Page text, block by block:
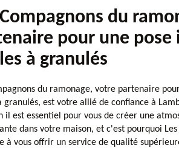
du
pour une pose
à granulés
du ramonage, votre partenaire
granulés, est votre allié de confiance à
il est essentiel pour vous de créer une
dans votre maison, et c'est pourquoi
à vous offrir un service de qualité